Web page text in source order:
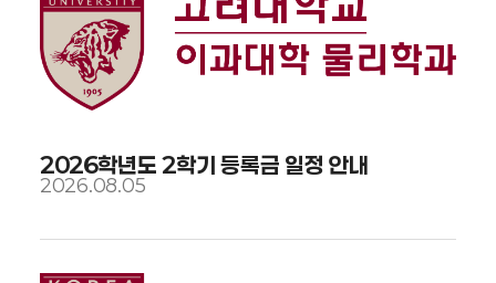
2026학년도 2학기 등록금 일정 안내
2026.08.05